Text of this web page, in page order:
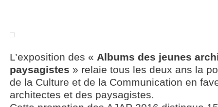
L’exposition des « Albums des jeunes
paysagistes » relaie tous les deux ans la
de la Culture et de la Communication en
architectes et des paysagistes.